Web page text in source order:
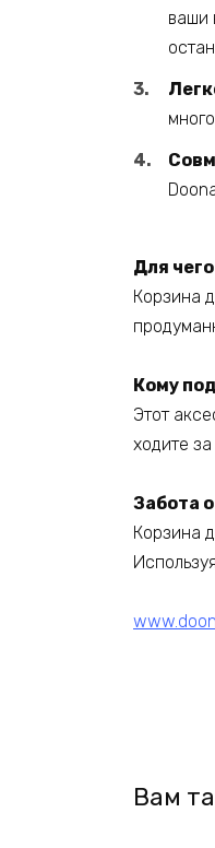
ваши
Для
Корзина
Кому
Этот
ходите
Забота
Корзина
Вам